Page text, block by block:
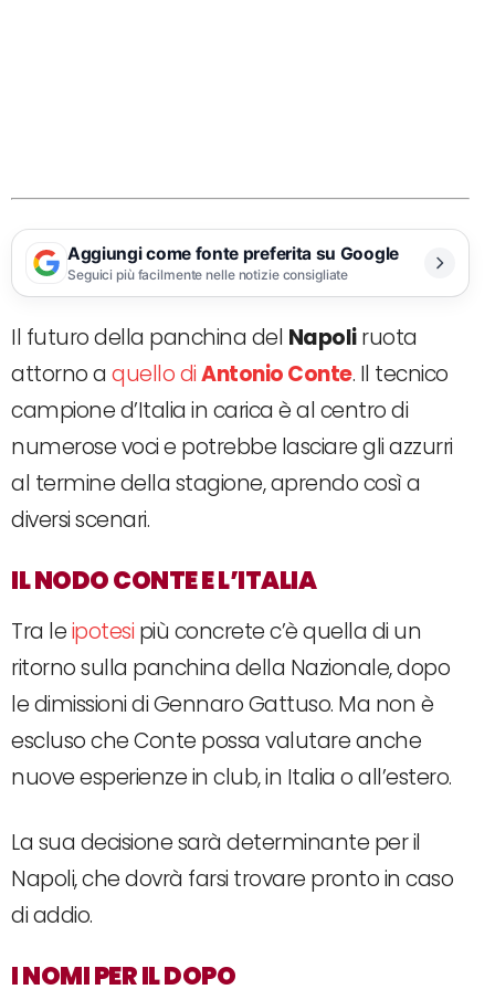
Aggiungi come fonte preferita su Google
Seguici più facilmente nelle notizie consigliate
Il futuro della panchina del Napoliruota
attorno a quello diAntonio Conte. Il tecnico
campione d’Italia in carica è al centro di
numerose voci e potrebbe lasciare gli azzurri
al termine della stagione, aprendo così a
diversi scenari.
IL NODO CONTE E L’ITALIA
Tra leipotesi più concrete c’è quella di un
ritorno sulla panchina della Nazionale, dopo
le dimissioni di Gennaro Gattuso. Ma non è
escluso che Conte possa valutare anche
nuove esperienze in club, in Italia o all’estero.
La sua decisione sarà determinante per il
Napoli, che dovrà farsi trovare pronto in caso
di addio.
I NOMI PER IL DOPO